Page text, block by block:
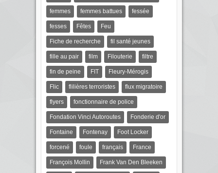
femmes femmes battues fessée
fesses Fêtes Feu
Fiche de recherche fil santé jeunes
fille au pair film Filouterie filtre
fin de peine FIT Fleury-Mérogis
Flic flilières terroristes flux migratoire
flyers fonctionnaire de police
Fondation Vinci Autoroutes Fonderie d'or
Fontaine Fontenay Foot Locker
forcené foule français France
François Mollin Frank Van Den Bleeken